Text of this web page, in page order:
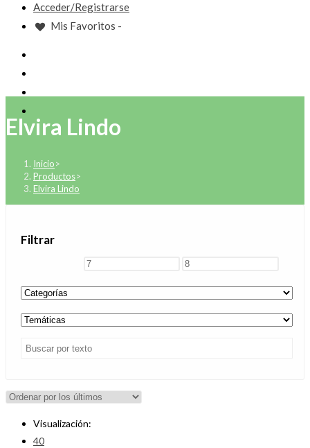
Acceder/Registrarse
Mis Favoritos -
Elvira Lindo
Inicio>
Productos>
Elvira Lindo
Filtrar
Visualización:
40